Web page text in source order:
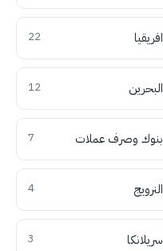
افريقيا 22
البحرين 12
بنوك وصرف عملات 7
النرويج 4
سريلانكا 3